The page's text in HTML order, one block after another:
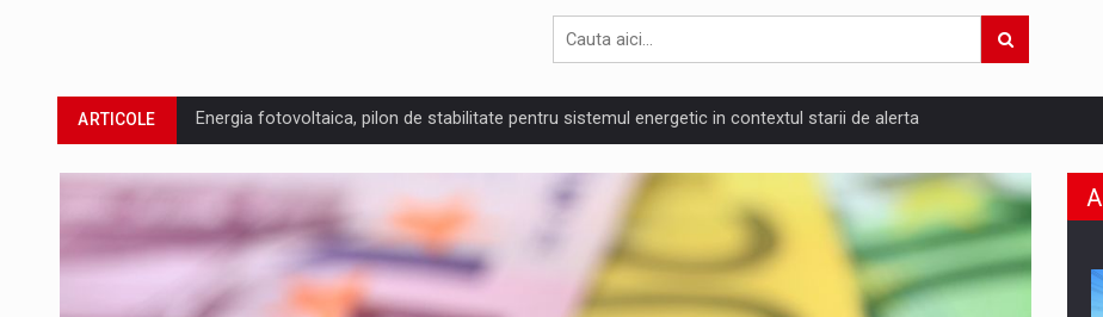
ARTICOLE Energia fotovoltaica, pilon de stabilitate pentru sistemul energetic in contextul starii de alerta
ARTICOLE Cum invatam sa spunem nu intr-o cultura care pedepseste granitele?
ARTICOLE Ingredient Spotlight: What SKU Level Tracking Reveals About Bakuchiol's Evolution
Producatorii si comerciantii care nu se supun noilor reglementari UE privind ambalajele pot risca retragerea